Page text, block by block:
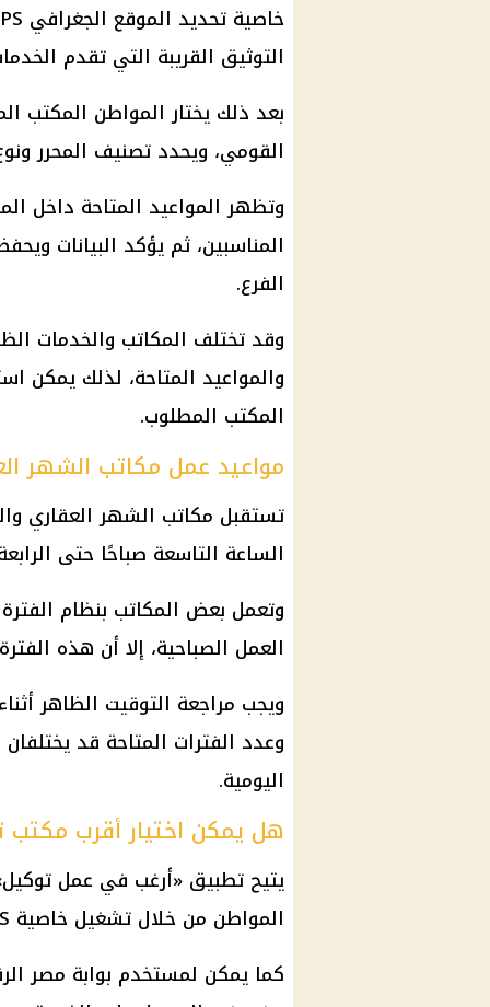
التوثيق القريبة التي تقدم
بعد ذلك يختار المواطن المكتب
القومي، ويحدد تصنيف المحرر
وتظهر المواعيد المتاحة داخل
المناسبين، ثم يؤكد البيانات
الفرع.
وقد تختلف المكاتب والخدمات
والمواعيد المتاحة، لذلك يمكن
المكتب المطلوب.
مواعيد عمل مكاتب الشهر
تستقبل مكاتب الشهر العقاري
الساعة التاسعة صباحًا حتى
وتعمل بعض المكاتب بنظام
العمل الصباحية، إلا أن هذه
ويجب مراجعة التوقيت الظاهر
وعدد الفترات المتاحة قد
اليومية.
هل يمكن اختيار أقرب مكتب
يتيح تطبيق «أرغب في عمل
المواطن من خلال تشغيل خاصية GPS.
كما يمكن لمستخدم بوابة مصر